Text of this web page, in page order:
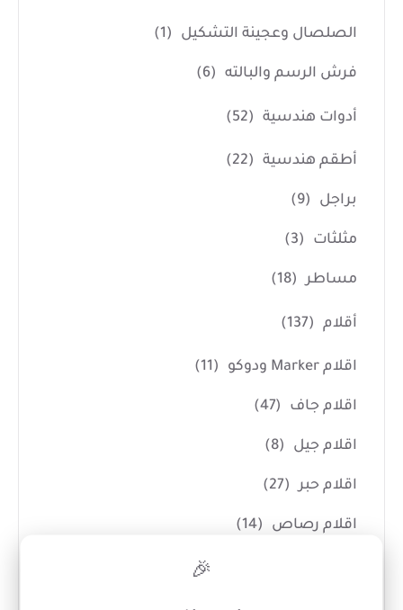
الصلصال وعجينة التشكيل (1)
فرش الرسم والبالته (6)
أدوات هندسية (52)
أطقم هندسية (22)
براجل (9)
مثلثات (3)
مساطر (18)
أقلام (137)
اقلام Marker ودوكو (11)
اقلام جاف (47)
اقلام جيل (8)
اقلام حبر (27)
اقلام رصاص (14)
🎉